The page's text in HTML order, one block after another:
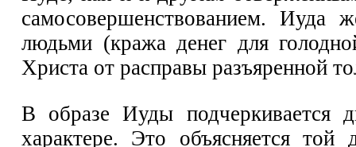
самосовершенствованием. Иуда
людьми (кража денег для
Христа от расправы разъяренной
В образе Иуды подчеркивается
характере. Это объясняется